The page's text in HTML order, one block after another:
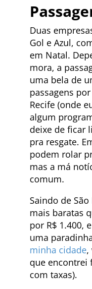
Duas
Gol e Azul,
em Natal.
mora, a
uma bela de
passagens
Recife (onde
algum
deixe de ficar
pra resgate.
podem rolar
mas a má
comum.
Saindo de
mais baratas
por R$ 1.400,
uma
minha cidade,
que encontrei
com taxas).